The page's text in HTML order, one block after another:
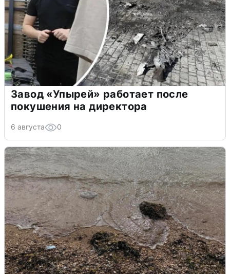
Завод «Упырей» работает после
покушения на директора
6 августа 0